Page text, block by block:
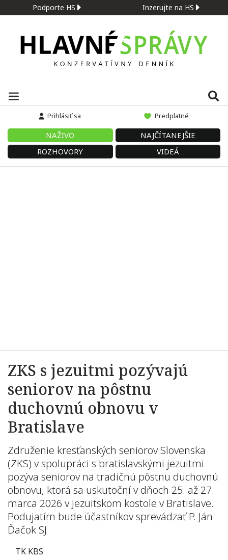
Podporte HS Inzerujte na HS
Prihlásiť sa Predplatné
NAŽIVO
NAJČÍTANEJŠIE
ROZHOVORY
VIDEÁ
ZKS s jezuitmi pozývajú
seniorov na pôstnu
duchovnú obnovu v
Bratislave
Združenie kresťanských seniorov Slovenska
(ZKS) v spolupráci s bratislavskými jezuitmi
pozýva seniorov na tradičnú pôstnu duchovnú
obnovu, ktorá sa uskutoční v dňoch 25. až 27.
marca 2026 v Jezuitskom kostole v Bratislave.
Podujatím bude účastníkov sprevádzať P. Ján
Ďačok SJ
TK KBS